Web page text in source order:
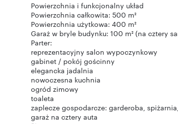
Powierzchnia i funkcjonalny układ
Powierzchnia całkowita: 500 m²
Powierzchnia użytkowa: 400 m²
Garaż w bryle budynku: 100 m² (na cztery
Parter:
reprezentacyjny salon wypoczynkowy
gabinet / pokój gościnny
elegancka jadalnia
nowoczesna kuchnia
ogród zimowy
toaleta
zaplecze gospodarcze: garderoba,
garaż na cztery auta